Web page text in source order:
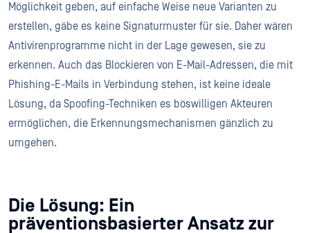
Möglichkeit geben, auf einfache Weise neue Varianten zu
erstellen, gäbe es keine Signaturmuster für sie. Daher wären
Antivirenprogramme nicht in der Lage gewesen, sie zu
erkennen. Auch das Blockieren von E-Mail-Adressen, die mit
Phishing-E-Mails in Verbindung stehen, ist keine ideale
Lösung, da Spoofing-Techniken es böswilligen Akteuren
ermöglichen, die Erkennungsmechanismen gänzlich zu
umgehen.
Die Lösung: Ein
präventionsbasierter Ansatz zur